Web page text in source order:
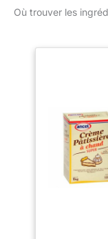
Où trouver les